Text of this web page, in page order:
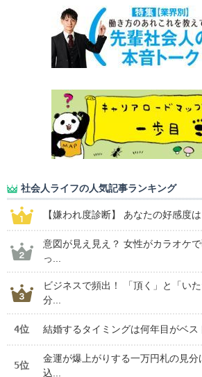
社会人ライフの人気記事ランキング
【嫌われ度診断】 あなたの好感度
意図が見え見え？ 女性がカラオケ
っ...
ビジネスで頻出！ 「頂く」と「い
分...
4位 結婚するタイミングは何年目がベス
5位
金運が爆上がりする一万円札の見
込...